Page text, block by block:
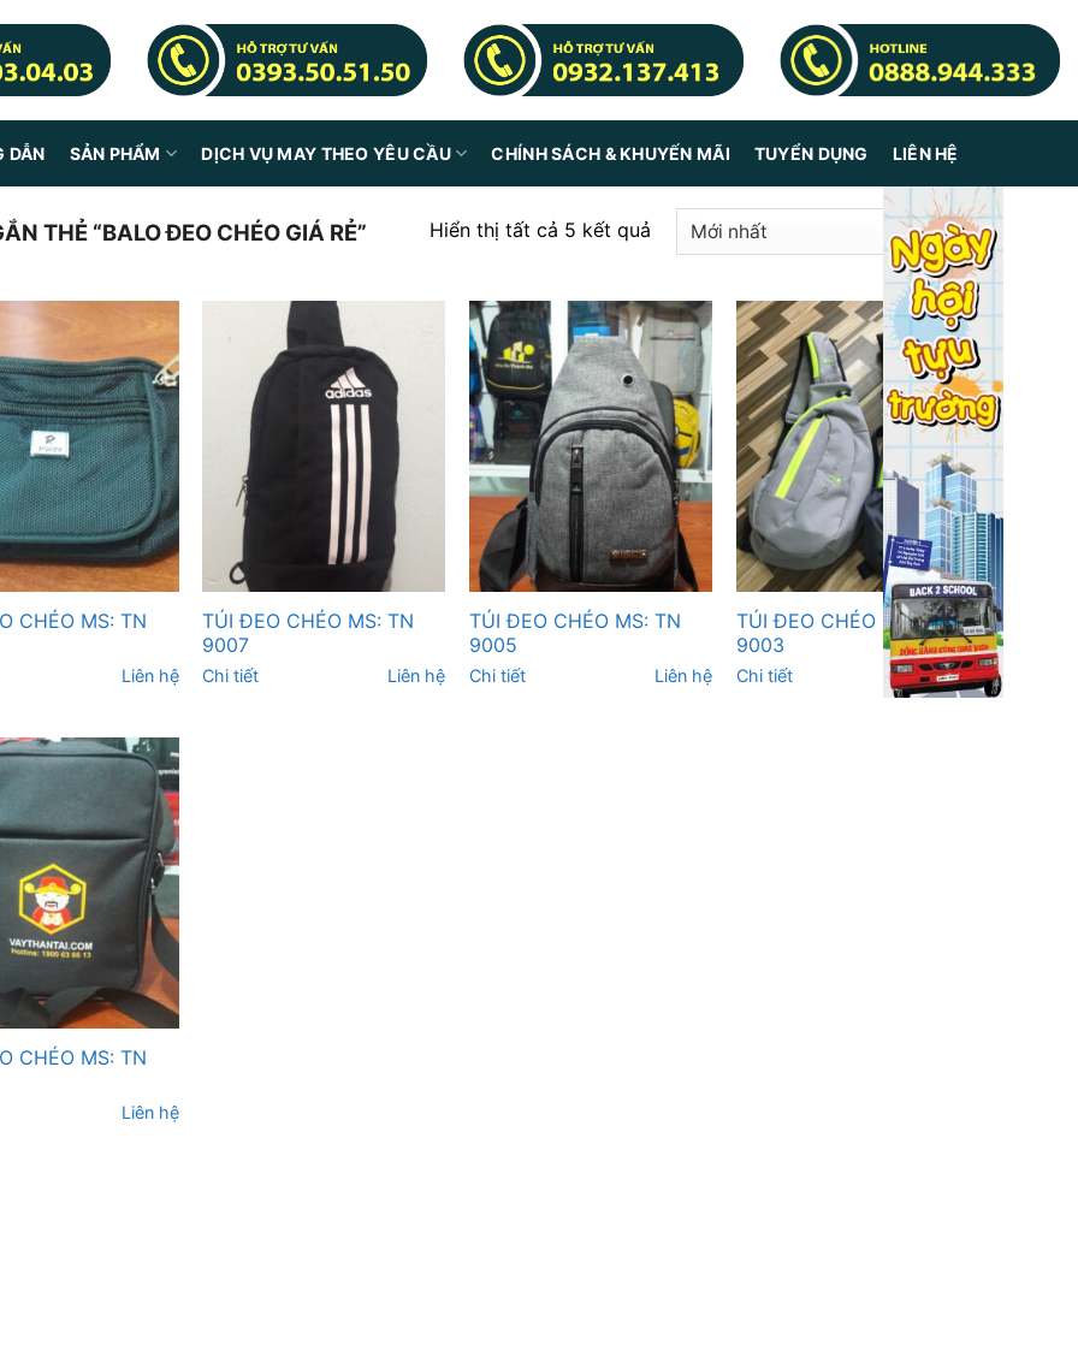
DẪN SẢN PHẨM DỊCH VỤ MAY THEO YÊU CẦU CHÍNH SÁCH & KHUYẾN MÃI TUYỂN DỤNG LIÊN HỆ
THẺ “BALO ĐEO CHÉO GIÁ RẺ” Hiển thị tất cả 5 kết quả
CHÉO MS: TN
Liên hệ
TÚI ĐEO CHÉO MS: TN
9007
Chi tiết Liên hệ
TÚI ĐEO CHÉO MS: TN
9005
Chi tiết Liên hệ
TÚI ĐEO CHÉO MS: TN
9003
Chi tiết Liên hệ
CHÉO MS: TN
Liên hệ